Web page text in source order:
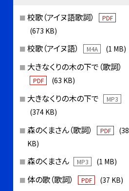
校歌（アイヌ語歌詞） PDF
(673 KB)
校歌（アイヌ語） M4A (1 MB)
大きなくりの木の下で（歌詞）
PDF (63 KB)
大きなくりの木の下で MP3
(374 KB)
森のくまさん（歌詞） PDF
(38
KB)
森のくまさん MP3 (1 MB)
体の歌（歌詞） PDF (37 KB)